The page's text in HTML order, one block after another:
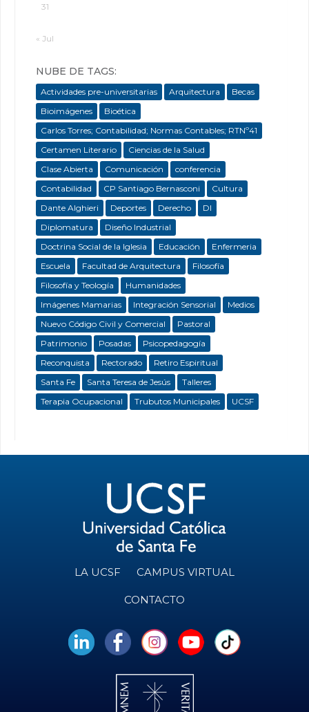
31
« Jul
NUBE DE TAGS:
Actividades pre-universitarias Arquitectura
Becas
Bioimágenes
Bioética
Carlos Torres; Contabilidad; Normas Contables; RTNº41
Certamen Literario
Ciencias de la Salud
Clase Abierta
Comunicación
conferencia
Contabilidad
CP Santiago Bernasconi
Cultura
Dante Alghieri
Deportes Derecho
DI
Diplomatura
Diseño Industrial
Doctrina Social de la Iglesia
Educación
Enfermeria
Escuela
Facultad de Arquitectura
Filosofía
Filosofía y Teología
Humanidades
Imágenes Mamarias
Integración Sensorial
Medios
Nuevo Código Civil y Comercial
Pastoral
Patrimonio
Posadas
Psicopedagogía
Reconquista
Rectorado
Retiro Espiritual
Santa Fe
Santa Teresa de Jesús
Talleres
Terapia Ocupacional
Trubutos Municipales UCSF
LA UCSF CAMPUS VIRTUAL
CONTACTO